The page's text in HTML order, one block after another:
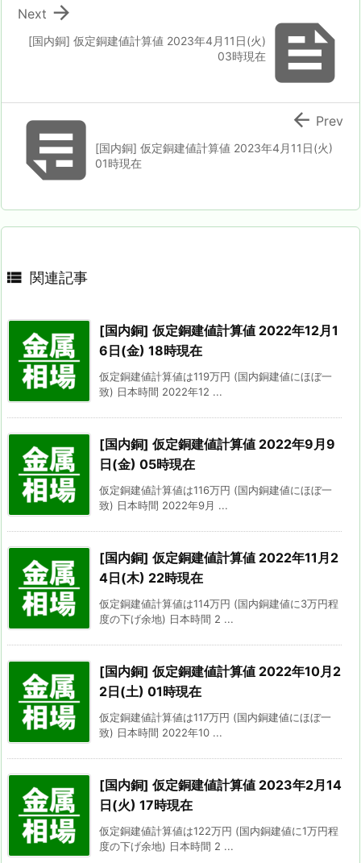

[国内銅] 仮定銅建値計算値 2023年4月11日(火)
03時現在

Next
[国内銅] 仮定銅建値計算値 2023年4月11日(火)
01時現在
 Prev
 関連記事
[国内銅] 仮定銅建値計算値 2022年12月1
6日(金) 18時現在
仮定銅建値計算値は119万円 (国内銅建値にほぼ一
致) 日本時間 2022年12 ...
[国内銅] 仮定銅建値計算値 2022年9月9
日(金) 05時現在
仮定銅建値計算値は116万円 (国内銅建値にほぼ一
致) 日本時間 2022年9月 ...
[国内銅] 仮定銅建値計算値 2022年11月2
4日(木) 22時現在
仮定銅建値計算値は114万円 (国内銅建値に3万円程
度の下げ余地) 日本時間 2 ...
[国内銅] 仮定銅建値計算値 2022年10月2
2日(土) 01時現在
仮定銅建値計算値は117万円 (国内銅建値にほぼ一
致) 日本時間 2022年10 ...
[国内銅] 仮定銅建値計算値 2023年2月14
日(火) 17時現在
仮定銅建値計算値は122万円 (国内銅建値に1万円程
度の下げ余地) 日本時間 2 ...